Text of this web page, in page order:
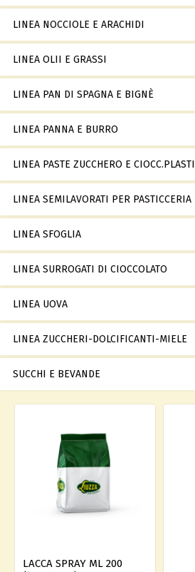
LINEA NOCCIOLE E ARACHIDI
LINEA OLII E GRASSI
LINEA PAN DI SPAGNA E BIGNÈ
LINEA PANNA E BURRO
LINEA PASTE ZUCCHERO E CIOCC.PLASTI
LINEA SEMILAVORATI PER PASTICCERIA
LINEA SFOGLIA
LINEA SURROGATI DI CIOCCOLATO
LINEA UOVA
LINEA ZUCCHERI-DOLCIFICANTI-MIELE
SUCCHI E BEVANDE
LACCA SPRAY ML 200